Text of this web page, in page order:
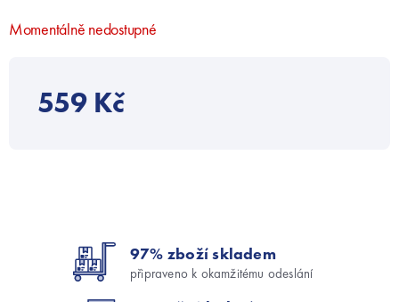
559 Kč
Momentálně nedostupné
97% zboží skladem
připraveno k okamžitému odeslání